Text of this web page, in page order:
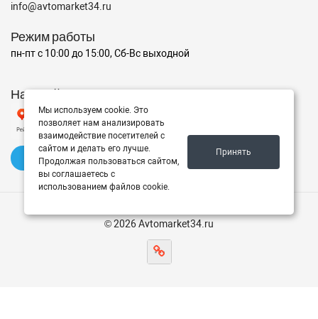
info@avtomarket34.ru
Режим работы
пн-пт с 10:00 до 15:00, Сб-Вс выходной
Наш рейтинг на Яндексе
✍️ Оставить отзыв
© 2026 Avtomarket34.ru
Мы используем cookie. Это
позволяет нам анализировать
взаимодействие посетителей с
сайтом и делать его лучше.
Продолжая пользоваться сайтом,
вы соглашаетесь с
использованием файлов cookie.
Принять